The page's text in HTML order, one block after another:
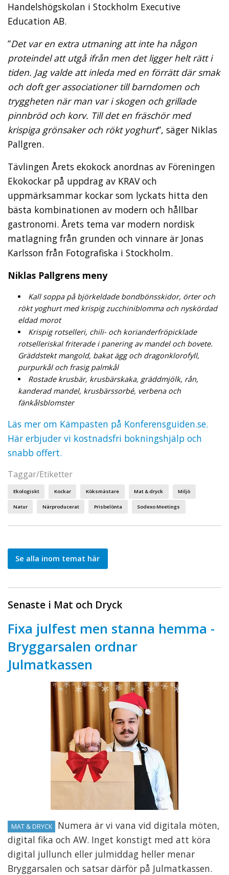
Handelshögskolan i Stockholm Executive
Education AB.
”Det var en extra utmaning att inte ha någon
proteindel att utgå ifrån men det ligger helt rätt i
tiden. Jag valde att inleda med en förrätt där smak
och doft ger associationer till barndomen och
tryggheten när man var i skogen och grillade
pinnbröd och korv. Till det en fräschör med
krispiga grönsaker och rökt yoghurt”, säger Niklas
Pallgren.
Tävlingen Årets ekokock anordnas av Föreningen
Ekokockar på uppdrag av KRAV och
uppmärksammar kockar som lyckats hitta den
bästa kombinationen av modern och hållbar
gastronomi. Årets tema var modern nordisk
matlagning från grunden och vinnare är Jonas
Karlsson från Fotografiska i Stockholm.
Niklas Pallgrens meny
Kall soppa på björkeldade bondbönsskidor, örter och
rökt yoghurt med krispig zucchiniblomma och nyskördad
eldad morot
Krispig rotselleri, chili- och korianderfröpicklade
rotselleriskal friterade i panering av mandel och bovete.
Gräddstekt mangold, bakat ägg och dragonklorofyll,
purpurkål och frasig palmkål
Rostade krusbär, krusbärskaka, gräddmjölk, rån,
kanderad mandel, krusbärssorbé, verbena och
fänkålsblomster
Läs mer om Kämpasten på Konferensguiden.se.
Här erbjuder vi kostnadsfri bokningshjälp och
snabb offert.
Taggar/Etiketter
Ekologiskt Kockar Köksmästare Mat & dryck Miljö
Natur Närproducerat Prisbelönta Sodexo Meetings
Se alla inom temat här
Senaste i Mat och Dryck
Fixa julfest men stanna hemma -
Bryggarsalen ordnar
Julmatkassen
MAT & DRYCK
Numera är vi vana vid digitala möten,
digital fika och AW. Inget konstigt med att köra
digital jullunch eller julmiddag heller menar
Bryggarsalen och satsar därför på Julmatkassen.